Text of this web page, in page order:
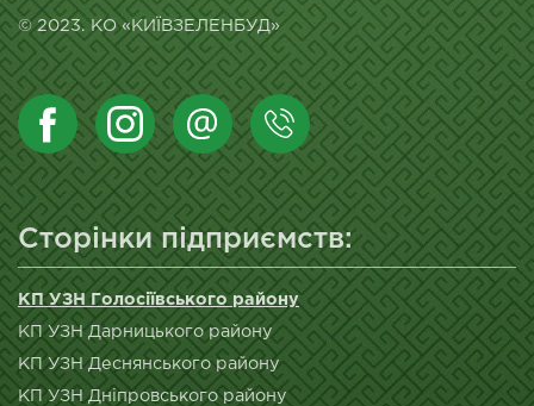
© 2023. КО «КИЇВЗЕЛЕНБУД»
Сторінки підприємств:
КП УЗН Голосіївського району
КП УЗН Дарницького району
КП УЗН Деснянського району
КП УЗН Дніпровського району